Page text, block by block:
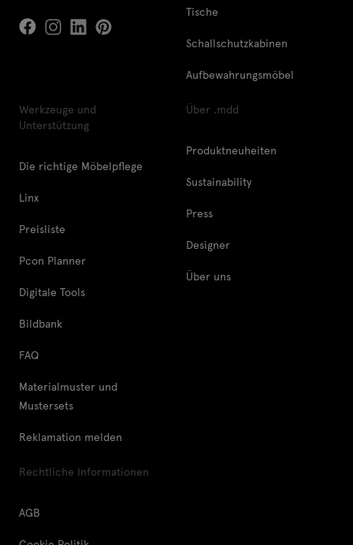
Tische
Schallschutzkabinen
Aufbewahrungsmöbel
Werkzeuge und
Unterstützung
Die richtige Möbelpflege
Linx
Preisliste
Pcon Planner
Digitale Tools
Bildbank
FAQ
Materialmuster und
Mustersets
Reklamation melden
Über .mdd
Produktneuheiten
Sustainability
Press
Designer
Über uns
Rechtliche Informationen
AGB